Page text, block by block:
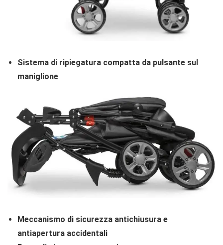
Sistema di ripiegatura compatta da pulsante sul
maniglione
Meccanismo di sicurezza antichiusura e
antiapertura accidentali